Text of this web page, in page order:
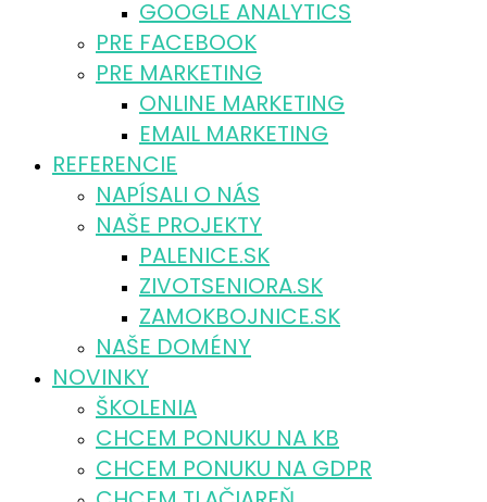
GOOGLE ANALYTICS
PRE FACEBOOK
PRE MARKETING
ONLINE MARKETING
EMAIL MARKETING
REFERENCIE
NAPÍSALI O NÁS
NAŠE PROJEKTY
PALENICE.SK
ZIVOTSENIORA.SK
ZAMOKBOJNICE.SK
NAŠE DOMÉNY
NOVINKY
ŠKOLENIA
CHCEM PONUKU NA KB
CHCEM PONUKU NA GDPR